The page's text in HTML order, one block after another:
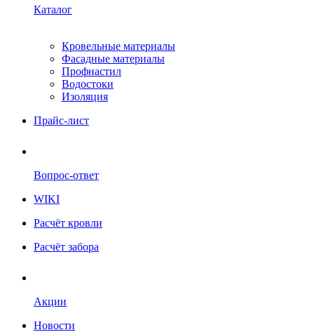
Каталог
Кровельные материалы
Фасадные материалы
Профнастил
Водостоки
Изоляция
Прайс-лист
Вопрос-ответ
WIKI
Расчёт кровли
Расчёт забора
Акции
Новости